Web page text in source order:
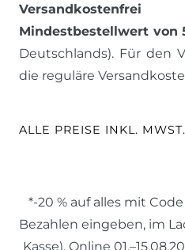
Mindestbestellwert von
Deutschlands). Für den
die reguläre
ALLE PREISE INKL.
*-20 % auf alles mit Code
Bezahlen eingeben, im
Kasse). Online